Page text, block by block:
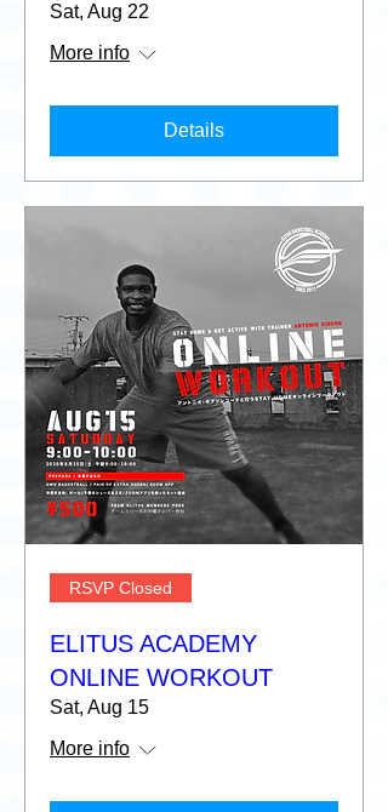
Sat, Aug 22
More info
Details
RSVP Closed
ELITUS ACADEMY
ONLINE WORKOUT
Sat, Aug 15
More info